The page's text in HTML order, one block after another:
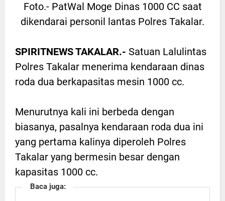
Foto.- PatWal Moge Dinas 1000 CC saat
dikendarai personil lantas Polres Takalar.
SPIRITNEWS TAKALAR.- Satuan Lalulintas
Polres Takalar menerima kendaraan dinas
roda dua berkapasitas mesin 1000 cc.
Menurutnya kali ini berbeda dengan
biasanya, pasalnya kendaraan roda dua ini
yang pertama kalinya diperoleh Polres
Takalar yang bermesin besar dengan
kapasitas 1000 cc.
Baca juga: